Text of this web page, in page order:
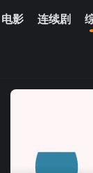
电影 连续剧